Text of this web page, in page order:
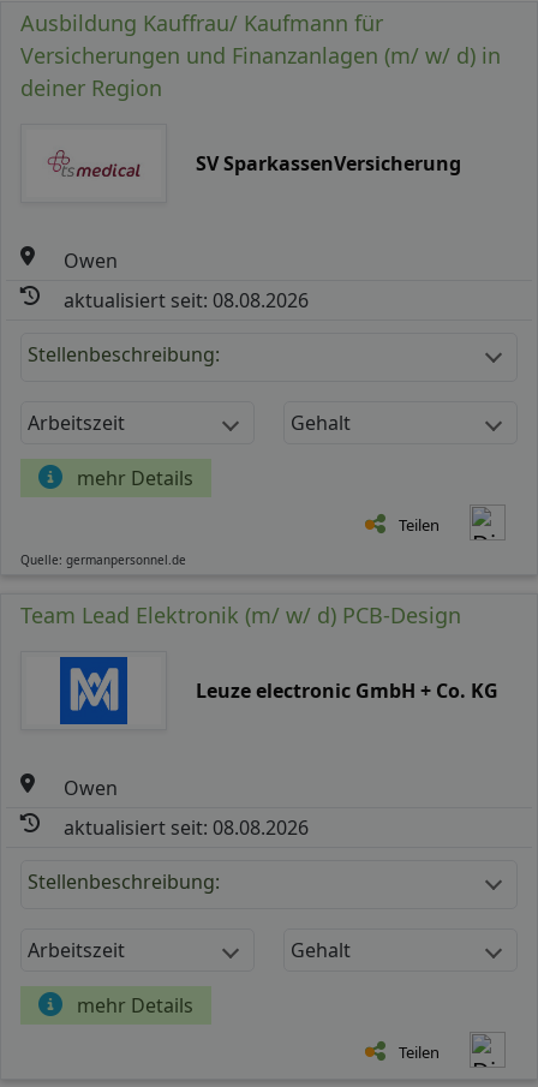
Ausbildung Kauffrau/ Kaufmann für
Versicherungen und Finanzanlagen (m/ w/ d) in
deiner Region
SV SparkassenVersicherung
Owen
aktualisiert seit: 08.08.2026
Stellenbeschreibung:
Arbeitszeit Gehalt
mehr Details
Teilen
Quelle: germanpersonnel.de
Team Lead Elektronik (m/ w/ d) PCB-Design
Leuze electronic GmbH + Co. KG
Owen
aktualisiert seit: 08.08.2026
Stellenbeschreibung:
Arbeitszeit Gehalt
mehr Details
Teilen